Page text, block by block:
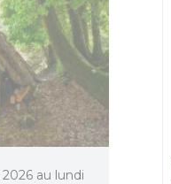
au lundi